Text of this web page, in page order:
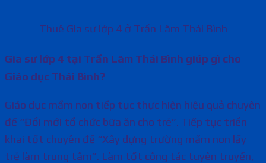
Thuê Gia sư lớp 4 ở Trần Lãm Thái Bình
Gia sư lớp 4 tại Trần Lãm Thái Bình giúp gì cho
Giáo dục Thái Bình?
Giáo dục mầm non tiếp tục thực hiện hiệu quả chuyên
đề “Đổi mới tổ chức bữa ăn cho trẻ”. Tiếp tục triển
khai tốt chuyên đề “Xây dựng trường mầm non lấy
trẻ làm trung tâm”. Làm tốt công tác tuyên truyền,